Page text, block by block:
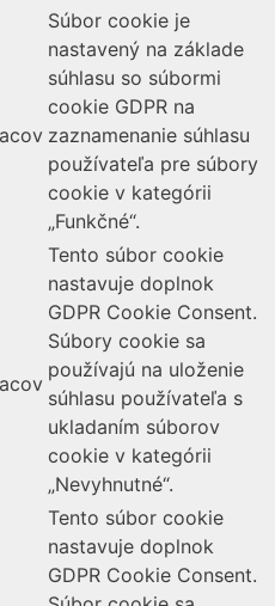
Súbor cookie je
nastavený na základe
súhlasu so súbormi
cookie GDPR na
zaznamenanie súhlasu
používateľa pre súbory
cookie v kategórii
„Funkčné“.
Tento súbor cookie
nastavuje doplnok
GDPR Cookie Consent.
Súbory cookie sa
používajú na uloženie
súhlasu používateľa s
ukladaním súborov
cookie v kategórii
„Nevyhnutné“.
Tento súbor cookie
nastavuje doplnok
GDPR Cookie Consent.